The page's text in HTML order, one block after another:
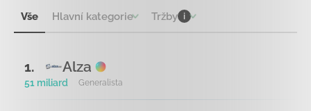
Vše Hlavní kategorie Tržby i
1. Alza
51 miliard Generalista